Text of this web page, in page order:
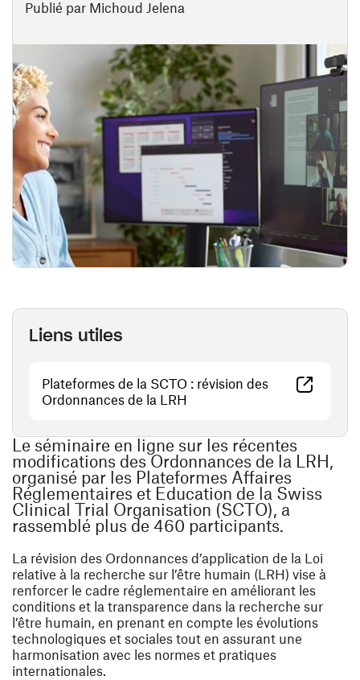
Publié par Michoud Jelena
Liens utiles
Plateformes de la SCTO : révision des
Ordonnances de la LRH
Le séminaire en ligne sur les récentes
modifications des Ordonnances de la LRH,
organisé par les Plateformes Affaires
Réglementaires et Education de la Swiss
Clinical Trial Organisation (SCTO), a
rassemblé plus de 460 participants.
La révision des Ordonnances d’application de la Loi
relative à la recherche sur l’être humain (LRH) vise à
renforcer le cadre réglementaire en améliorant les
conditions et la transparence dans la recherche sur
l’être humain, en prenant en compte les évolutions
technologiques et sociales tout en assurant une
harmonisation avec les normes et pratiques
internationales.